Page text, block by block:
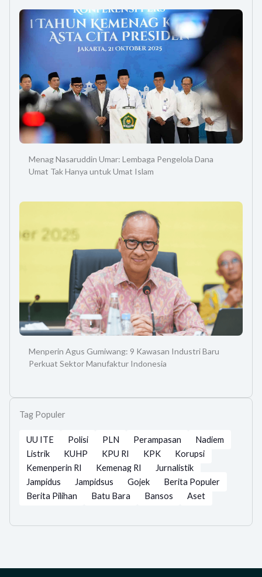
Menag Nasaruddin Umar: Lembaga Pengelola Dana
Umat Tak Hanya untuk Umat Islam
Menperin Agus Gumiwang: 9 Kawasan Industri Baru
Perkuat Sektor Manufaktur Indonesia
Tag Populer
UU ITE Polisi PLN Perampasan
Nadiem
Listrik
KUHP KPU RI KPK
Korupsi
Kemenperin RI
Kemenag RI
Jurnalistik
Jampidus
Jampidsus Gojek
Berita Populer
Berita Pilihan
Batu Bara Bansos Aset